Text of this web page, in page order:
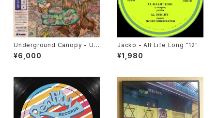
Underground Canopy - Un
cut Gems "2xLP"
¥6,000
Jacko - All Life Long "12"
¥1,980